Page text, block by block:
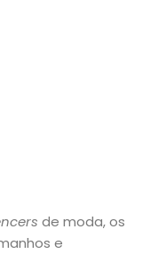
de moda, os
e